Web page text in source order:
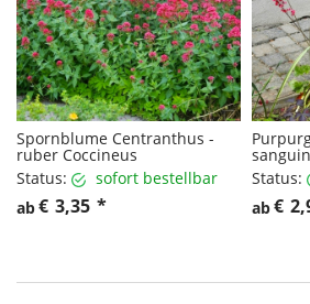
Spornblume Centranthus -
ruber Coccineus
Status:
sofort bestellbar
ab€ 3,35 *
Status:
ab€